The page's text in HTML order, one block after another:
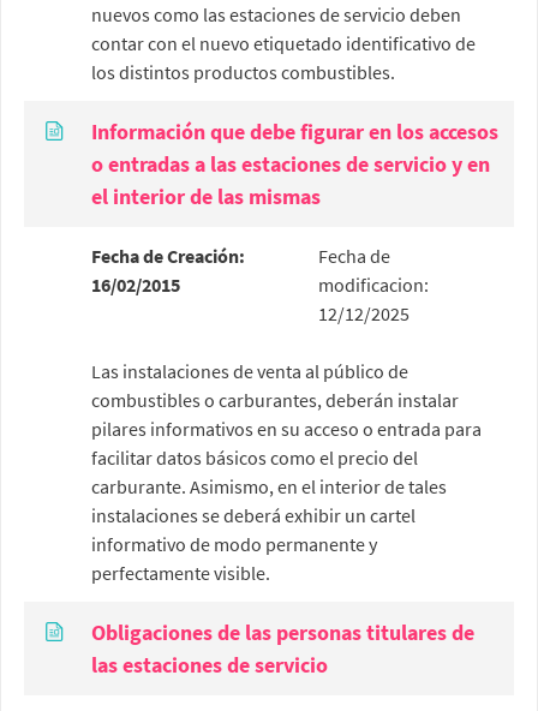
nuevos como las estaciones de servicio deben
contar con el nuevo etiquetado identificativo de
los distintos productos combustibles.
Información que debe figurar en los accesos
o entradas a las estaciones de servicio y en
el interior de las mismas
Fecha de Creación:
16/02/2015
Fecha de
modificacion:
12/12/2025
Las instalaciones de venta al público de
combustibles o carburantes, deberán instalar
pilares informativos en su acceso o entrada para
facilitar datos básicos como el precio del
carburante. Asimismo, en el interior de tales
instalaciones se deberá exhibir un cartel
informativo de modo permanente y
perfectamente visible.
Obligaciones de las personas titulares de
las estaciones de servicio